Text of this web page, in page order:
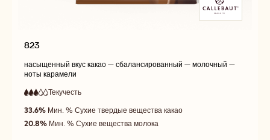
823
насыщенный вкус какао — сбалансированный — молочный —
ноты карамели
3
out
of
5
Текучесть
текучесть
33.6% Мин. % Сухие твердые вещества какао
20.8% Мин. % Сухие вещества молока